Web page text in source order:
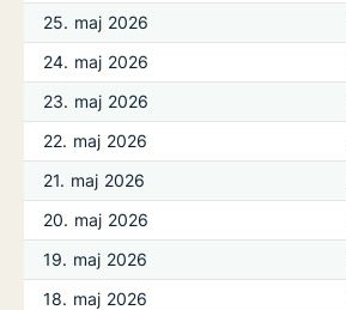
25. maj 2026
24. maj 2026
23. maj 2026
22. maj 2026
21. maj 2026
20. maj 2026
19. maj 2026
18. maj 2026